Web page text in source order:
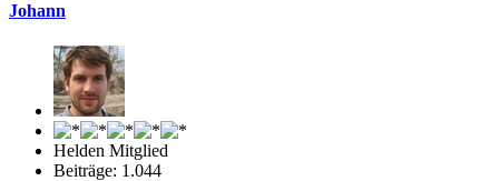
Johann
Helden Mitglied
Beiträge: 1.044